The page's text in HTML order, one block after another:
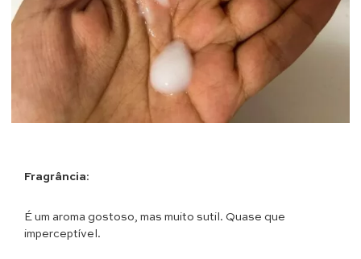
Fragrância:
É um aroma gostoso, mas muito sutil. Quase que
imperceptível.